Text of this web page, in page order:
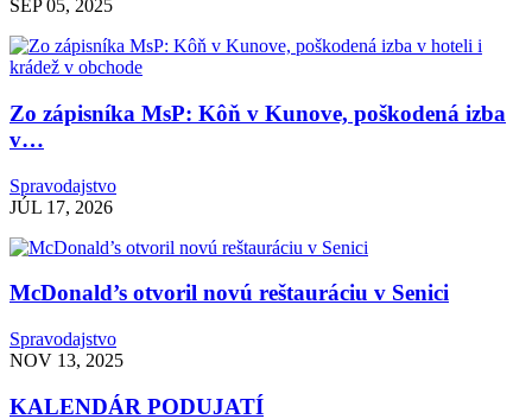
SEP 05, 2025
Zo zápisníka MsP: Kôň v Kunove, poškodená izba
v…
Spravodajstvo
JÚL 17, 2026
McDonald’s otvoril novú reštauráciu v Senici
Spravodajstvo
NOV 13, 2025
KALENDÁR PODUJATÍ